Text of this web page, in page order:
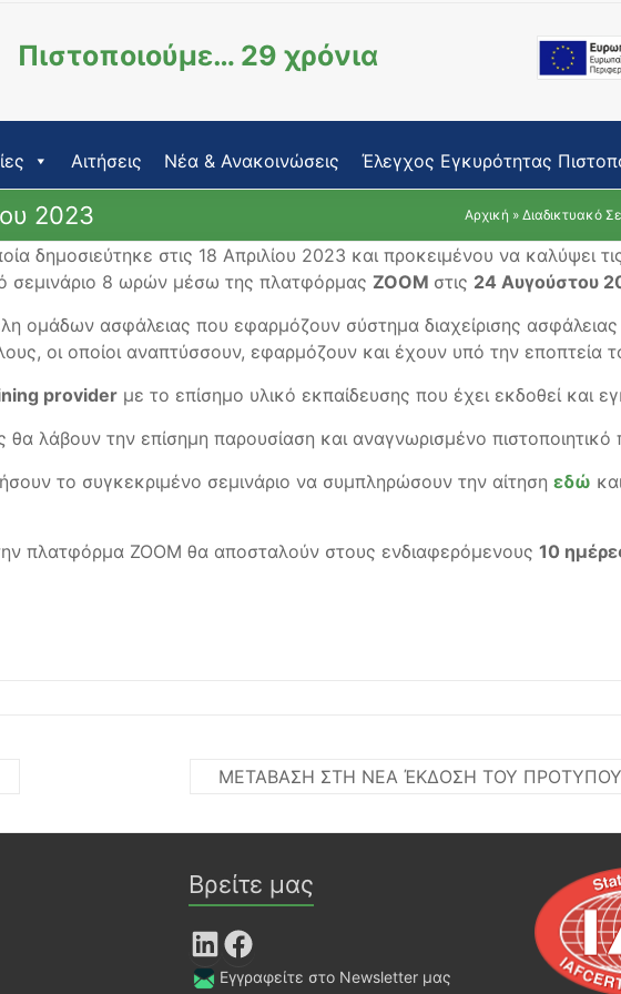
Πιστοποιούμε… 29 χρόνια
Αιτήσεις Νέα & Ανακοινώσεις Έλεγχος Εγκυρότητας
2023 Αρχική » Διαδικτυακό
δημοσιεύτηκε στις 18 Απριλίου 2023 και προκειμένου να καλύψει
σεμινάριο 8 ωρών μέσω της πλατφόρμας ZOOM στις 24 Αυγούστου
ομάδων ασφάλειας που εφαρμόζουν σύστημα διαχείρισης
οι οποίοι αναπτύσσουν, εφαρμόζουν και έχουν υπό την εποπτεία
provider με το επίσημο υλικό εκπαίδευσης που έχει εκδοθεί και
λάβουν την επίσημη παρουσίαση και αναγνωρισμένο
το συγκεκριμένο σεμινάριο να συμπληρώσουν την αίτηση εδώ
πλατφόρμα ZOOM θα αποσταλούν στους ενδιαφερόμενους 10
ΜΕΤΑΒΑΣΗ ΣΤΗ ΝΕΑ ΈΚΔΟΣΗ ΤΟΥ ΠΡΟΤΥΠΟΥ
Βρείτε μας
LinkedIn Facebook
Εγγραφείτε στο Newsletter μας